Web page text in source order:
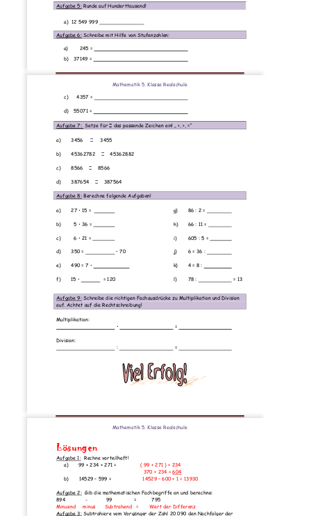
Aufgabe 5: Runde auf Hunderttausend!
a) 12 549 999
Aufgabe 6: Schreibe mit Hilfe von Stufenzahlen:
a)
245 =
b)
37149 =
Mathematik 5. Klasse Realschule
c)
  4357 =
d) 55071 =
Aufgabe 7: Setze für das passende Zeichen ein! „ >, >, =“
a) 3456 3455
b) 45362782
    45362882
c) 8566
    8566
d) 387654
    387564
Aufgabe 8: Berechne folgende Aufgaben!
a) 27 • 15 = g) 86 : 2 =
b) 5 • 36 = h) 66 : 11 =
c) 6 • 21 = i) 605 : 5 =
d) 350 = • 70 j) 6 = 36 :
e) 490 = 7 • k) 4 = 8 :
f) 15 •
  = 120
l) 78 : = 13
Aufgabe 9: Schreibe die richtigen Fachausdrücke zu Multiplikation und Division
auf. Achtet auf die Rechtschreibung!
Multiplikation:
•
=
Division:
:
=
Mathematik 5. Klasse Realschule
Lösungen
Aufgabe 1:
  Rechne vorteilhaft!
a)
99 + 234 + 271 =
( 99 + 271 ) + 234
             370 + 234 = 604
b)
14529 – 599 = 14529 – 600 + 1 = 13930
Aufgabe 2:
  Gib die mathematischen Fachbegriffe an und berechne:
894
-
    99
   =
     795
Minuend     minus      Subtrahend   =       Wert der Differenz
Aufgabe 3: Subtrahiere vom Vorgänger der Zahl 20 090 den Nachfolger der